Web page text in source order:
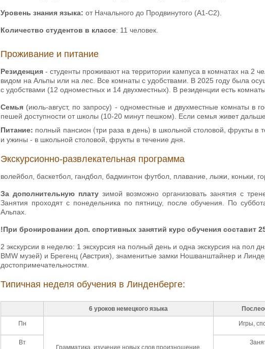
Уровень знания языка: от Начального до Продвинутого (А1-С2).
Количество студентов в классе: 11 человек.
Проживание и питание
Резиденция - студенты проживают на территории кампуса в комнатах на 2
видом на Альпы или на лес. Все комнаты с удобствами. В 2025 году была
с удобствами (12 одноместных и 14 двухместных). В резиденции есть
Семья (июль-август, по запросу) - одноместные и двухместные комнаты в
пешей доступности от школы (10-20 минут пешком). Если семья живет
Питание: полный пансион (три раза в день) в школьной столовой, фрукты
и ужины - в школьной столовой, фрукты в течение дня.
Экскурсионно-развлекательная программа
волейбол, баскетбол, гандбол, бадминтон футбол, плавание, лыжи, коньки,
За дополнительную плату зимой возможно организовать занятия с
Занятия проходят с понедельника по пятницу, после обучения. По
Альпах.
!При бронировании доп. спортивных занятий курс обучения составит
2 экскурсии в неделю: 1 экскурсия на полный день и одна экскурсия на пол
BMW музей) и Брегенц (Австрия), знаменитые замки Ношванштайнер и
достопримечательностям.
Типичная неделя обучения в Линденберге:
6 уроков немецкого языка
Пн
Грамматика, изучение новых слов произношение,
Игры,
Вт